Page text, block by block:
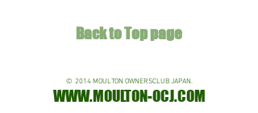
Back to Top page
© 2014 MOULTON OWNERSCLUB JAPAN.
WWW.MOULTON-OCJ.COM